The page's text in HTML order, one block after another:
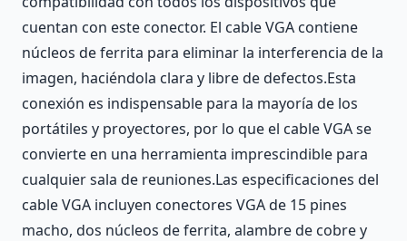
cuentan con este conector. El cable VGA contiene
núcleos de ferrita para eliminar la interferencia de la
imagen, haciéndola clara y libre de defectos.Esta
conexión es indispensable para la mayoría de los
portátiles y proyectores, por lo que el cable VGA se
convierte en una herramienta imprescindible para
cualquier sala de reuniones.Las especificaciones del
cable VGA incluyen conectores VGA de 15 pines
macho, dos núcleos de ferrita, alambre de cobre y